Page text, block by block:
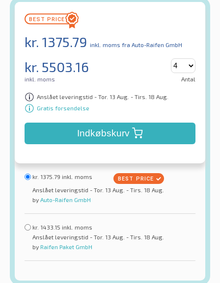
kr. 1375.79 inkl. moms fra Auto-Raifen GmbH
kr. 5503.16
inkl. moms Antal
Anslået leveringstid - Tor. 13 Aug. - Tirs. 18 Aug.
Gratis forsendelse
Indkøbskurv
kr. 1375.79 inkl. moms
Anslået leveringstid - Tor. 13 Aug. - Tirs. 18 Aug.
by Auto-Raifen GmbH
kr. 1433.15 inkl. moms
Anslået leveringstid - Tor. 13 Aug. - Tirs. 18 Aug.
by Raifen Paket GmbH